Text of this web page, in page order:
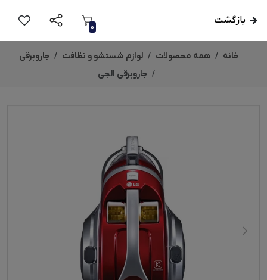
بازگشت
0
خانه همه محصولات لوازم شستشو و نظافت
جاروبرقی
جاروبرقی الجی